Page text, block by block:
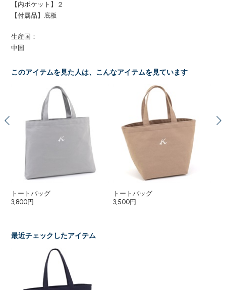
【内ポケット】２
【付属品】底板
生産国：
中国
このアイテムを見た人は、こんなアイテムを見ています
トートバッグ
3,800円
トートバッグ
3,500円
最近チェックしたアイテム